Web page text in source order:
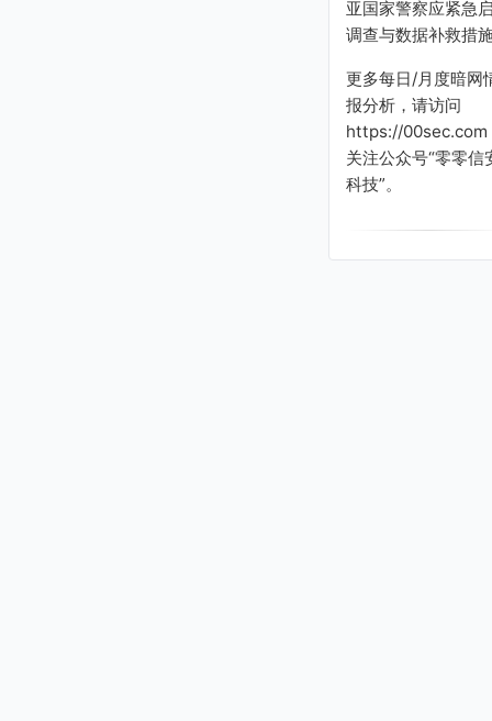
亚国家警察应紧急
调查与数据补救措
更多每日/月度暗网
报分析，请访问
https://00sec.com
关注公众号“零零信
科技”。